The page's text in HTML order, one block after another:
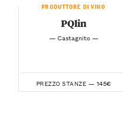
PRODUTTORE DI VINO
PQlin
— Castagnito —
PREZZO STANZE — 145€